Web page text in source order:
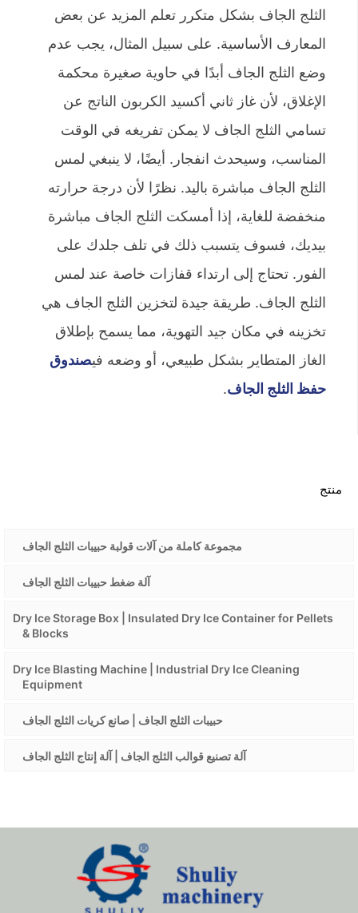
الثلج الجاف بشكل متكرر تعلم المزيد عن بعض
المعارف الأساسية. على سبيل المثال، يجب عدم
وضع الثلج الجاف أبدًا في حاوية صغيرة محكمة
الإغلاق، لأن غاز ثاني أكسيد الكربون الناتج عن
تسامي الثلج الجاف لا يمكن تفريغه في الوقت
المناسب، وسيحدث انفجار. أيضًا، لا ينبغي لمس
الثلج الجاف مباشرة باليد. نظرًا لأن درجة حرارته
منخفضة للغاية، إذا أمسكت الثلج الجاف مباشرة
بيديك، فسوف يتسبب ذلك في تلف جلدك على
الفور. تحتاج إلى ارتداء قفازات خاصة عند لمس
الثلج الجاف. طريقة جيدة لتخزين الثلج الجاف هي
تخزينه في مكان جيد التهوية، مما يسمح بإطلاق
الغاز المتطاير بشكل طبيعي، أو وضعه فيصندوق
حفظ الثلج الجاف.
منتج
مجموعة كاملة من آلات قولبة حبيبات الثلج الجاف
آلة ضغط حبيبات الثلج الجاف
Dry Ice Storage Box | Insulated Dry Ice Container for Pellets
& Blocks
Dry Ice Blasting Machine | Industrial Dry Ice Cleaning
Equipment
حبيبات الثلج الجاف | صانع كريات الثلج الجاف
آلة تصنيع قوالب الثلج الجاف | آلة إنتاج الثلج الجاف